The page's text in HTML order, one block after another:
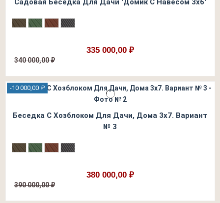
Садовая Беседка Для Дачи 'Домик С Навесом 3х6'
335 000,00 ₽
340 000,00 ₽
-10 000,00 ₽
Беседка С Хозблоком Для Дачи, Дома 3х7. Вариант
№ 3
380 000,00 ₽
390 000,00 ₽